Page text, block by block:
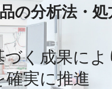
の分析法・
く成果によ
実に推進
バ